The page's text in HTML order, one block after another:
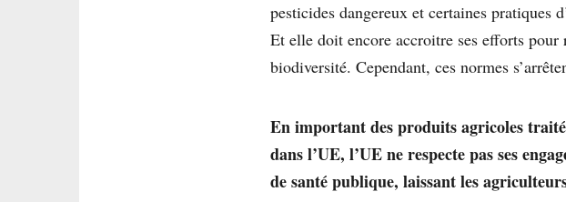
pesticides dangereux et certaines pratiques
Et elle doit encore accroitre ses efforts
biodiversité. Cependant, ces normes
En important des produits agricoles
dans l’UE, l’UE ne respecte pas ses
de santé publique, laissant les